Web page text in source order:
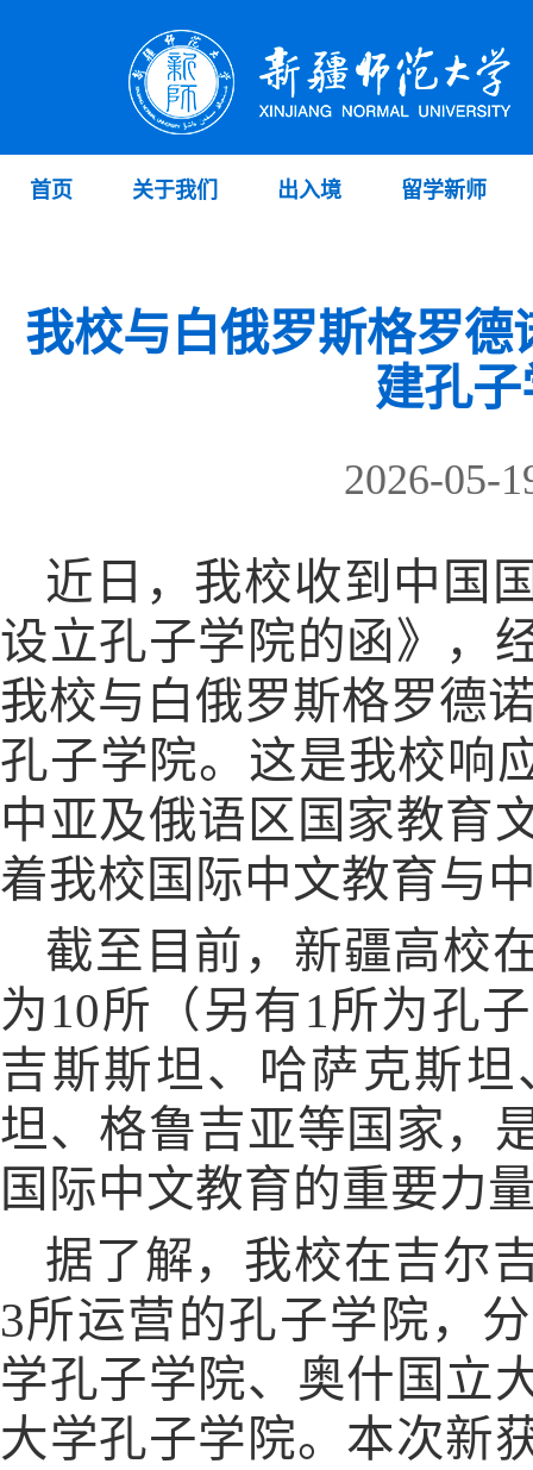
首页 关于我们 出入境 留学新师
我校与白俄罗斯格罗德
建孔
2026-05-
近日，我校收到中国
设立孔子学院的函》，
我校与白俄罗斯格罗德
孔子学院。这是我校响
中亚及俄语区国家教育
着我校国际中文教育与
截至目前，新疆高校
为10所（另有1所为孔
吉斯斯坦、哈萨克斯
坦、格鲁吉亚等国家，
国际中文教育的重要力
据了解，我校在吉尔
3所运营的孔子学院，
学孔子学院、奥什国立
大学孔子学院。本次新